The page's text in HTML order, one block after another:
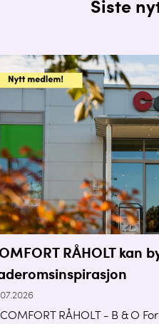
Siste
RÅHOLT kan